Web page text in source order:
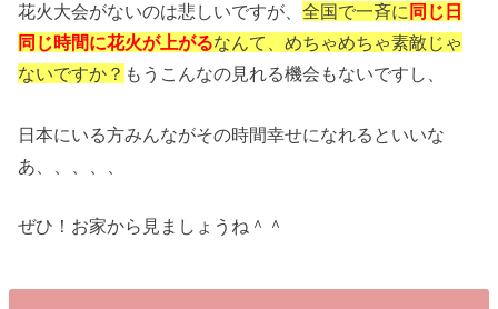
花火大会がないのは悲しいですが、全国で一斉に 同じ日
同じ時間に花火が上がるなんて、めちゃめちゃ素敵じゃ
ないですか？ もうこんなの見れる機会もないですし、
日本にいる方みんながその時間幸せになれるといいな
あ、、、、、
ぜひ！お家から見ましょうね＾＾